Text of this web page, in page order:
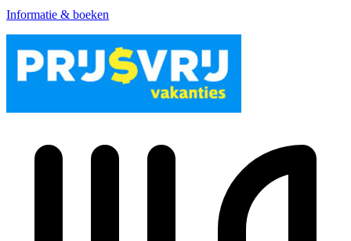
Informatie & boeken